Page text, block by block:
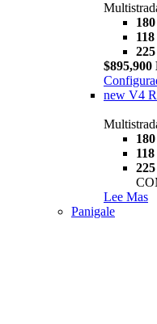
new V4
Lee Mas
Panigale